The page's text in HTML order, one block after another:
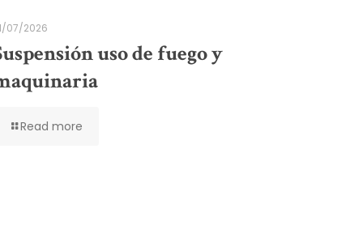
07/2026
uso de fuego y
Read more